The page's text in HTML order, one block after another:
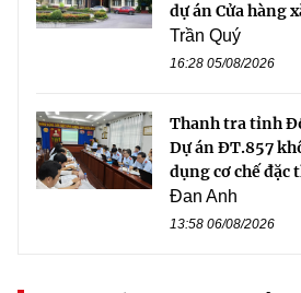
dự án Cửa hàng
Trần Quý
16:28 05/08/2026
Thanh tra tỉnh
Dự án ĐT.857
dụng cơ chế đặc
Đan Anh
13:58 06/08/2026